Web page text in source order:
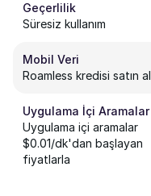
Geçerlilik
Süresiz kullanım
Mobil Veri
Roamless kredisi satın al
Uygulama İçi Aramalar
Uygulama içi aramalar
$0.01/dk'dan başlayan
fiyatlarla